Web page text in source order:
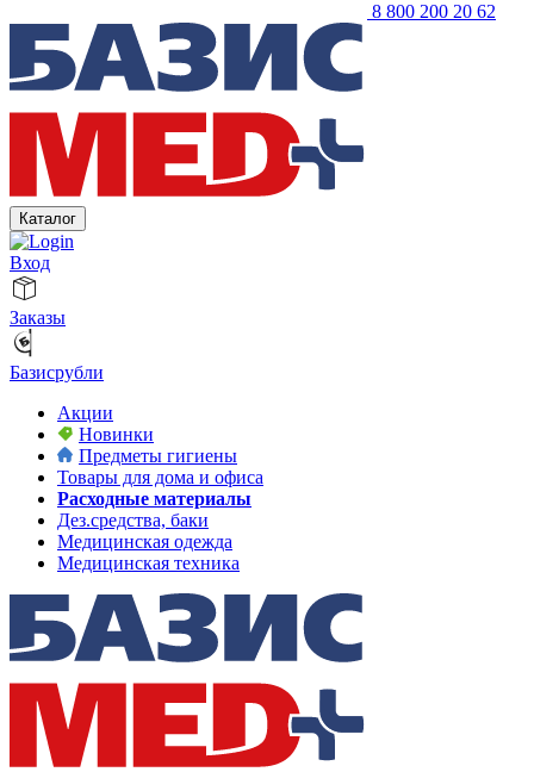
8 800 200 20 62
Каталог
Вход
Заказы
Базисрубли
Акции
Новинки
Предметы гигиены
Товары для дома и офиса
Расходные материалы
Дез.средства, баки
Медицинская одежда
Медицинская техника